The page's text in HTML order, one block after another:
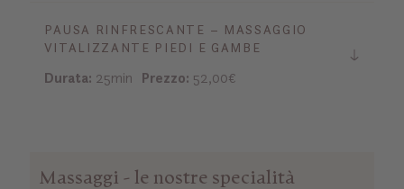
PAUSA RINFRESCANTE – MASSAGGIO
VITALIZZANTE PIEDI E GAMBE
Durata: 25min Prezzo: 52,00€
Massaggi - le nostre specialità